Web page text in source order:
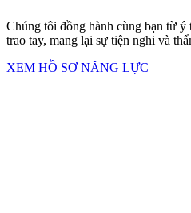
Chúng tôi đồng hành cùng bạn từ
trao tay, mang lại sự tiện nghi và
XEM HỒ SƠ NĂNG LỰC